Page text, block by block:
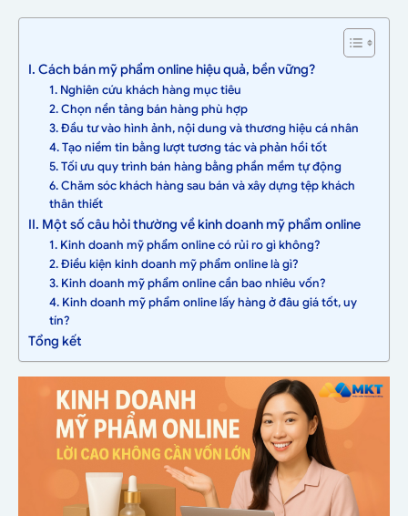
I. Cách bán mỹ phẩm online hiệu quả, bền vững?
1. Nghiên cứu khách hàng mục tiêu
2. Chọn nền tảng bán hàng phù hợp
3. Đầu tư vào hình ảnh, nội dung và thương hiệu cá nhân
4. Tạo niềm tin bằng lượt tương tác và phản hồi tốt
5. Tối ưu quy trình bán hàng bằng phần mềm tự động
6. Chăm sóc khách hàng sau bán và xây dựng tệp khách
thân thiết
II. Một số câu hỏi thường về kinh doanh mỹ phẩm online
1. Kinh doanh mỹ phẩm online có rủi ro gì không?
2. Điều kiện kinh doanh mỹ phẩm online là gì?
3. Kinh doanh mỹ phẩm online cần bao nhiêu vốn?
4. Kinh doanh mỹ phẩm online lấy hàng ở đâu giá tốt, uy
tín?
Tổng kết